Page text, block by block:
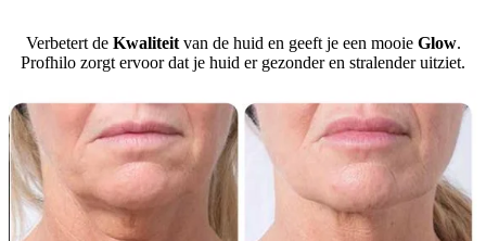
Verbetert de Kwaliteitvan de huid en geeft je een mooie Glow.
Profhilo zorgt ervoor dat je huid er gezonder en stralender uitziet.